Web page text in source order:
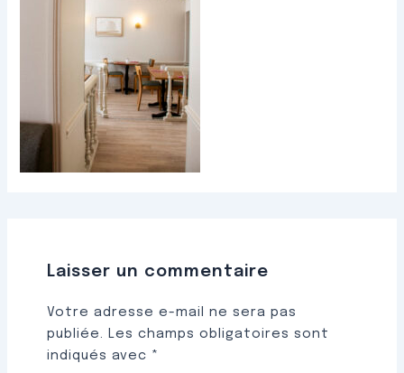
Laisser un commentaire
Votre adresse e-mail ne sera pas
publiée.
Les champs obligatoires sont
indiqués avec *